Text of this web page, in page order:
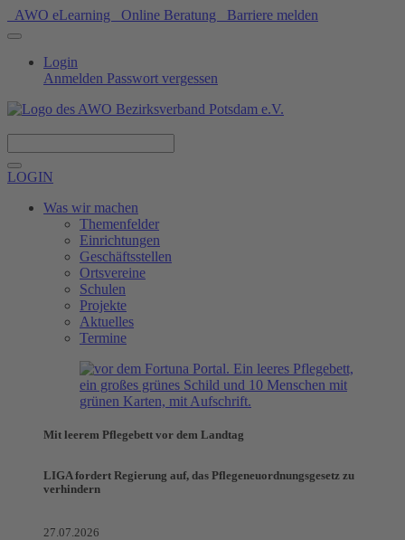
AWO eLearning Online Beratung Barriere melden
Login
Anmelden Passwort vergessen
LOGIN
Was wir machen
Themenfelder
Einrichtungen
Geschäftsstellen
Ortsvereine
Schulen
Projekte
Aktuelles
Termine
Mit leerem Pflegebett vor dem Landtag
LIGA fordert Regierung auf, das Pflegeneuordnungsgesetz zu
verhindern
27.07.2026